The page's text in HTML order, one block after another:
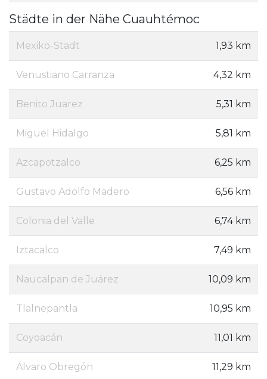
Städte in der Nähe Cuauhtémoc
Mexiko-Stadt 1,93 km
Venustiano Carranza 4,32 km
Benito Juarez 5,31 km
Miguel Hidalgo 5,81 km
Azcapotzalco 6,25 km
Gustavo Adolfo Madero 6,56 km
Colonia del Valle 6,74 km
Iztacalco 7,49 km
Naucalpan de Juárez 10,09 km
Tlalnepantla 10,95 km
Coyoacán 11,01 km
Álvaro Obregón 11,29 km